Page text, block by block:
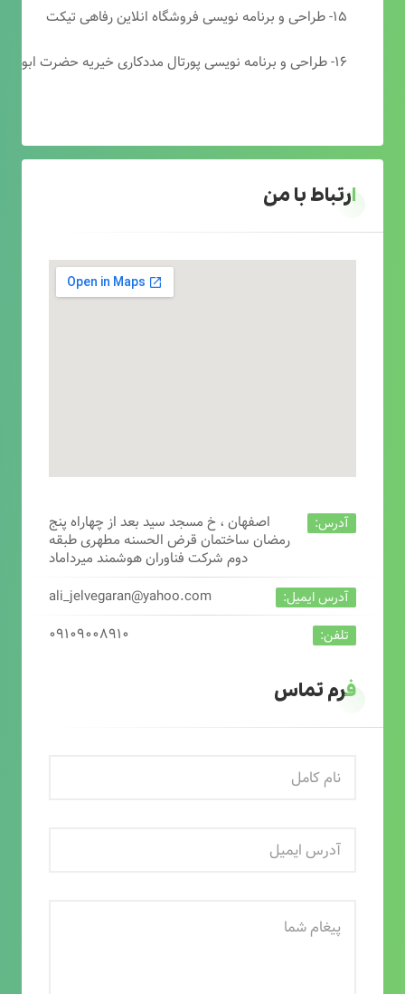
۱۵- طراحی و برنامه نویسی فروشگاه انلاین رفاهی تیکت
۱۶- طراحی و برنامه نویسی پورتال مددکاری خیریه حضرت ابوالفضل (ع)
ارتباط با من
آدرس:
اصفهان ، خ مسجد سید بعد از چهاراه پنج
رمضان ساختمان قرض الحسنه مطهری طبقه
دوم شرکت فناوران هوشمند میرداماد
آدرس ایمیل: ali_jelvegaran@yahoo.com
تلفن: ۰۹۱۰۹۰۰۸۹۱۰
فرم تماس